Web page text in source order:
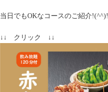
当日でもOKなコースのご紹介!(^^)!
↓↓ クリック ↓↓